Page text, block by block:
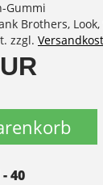
Gummi
Brothers, Look,
zzgl.
40